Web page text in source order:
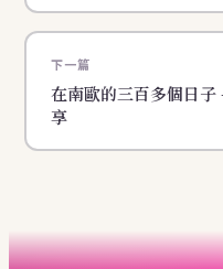
下一篇
在南歐的三百多個日
享